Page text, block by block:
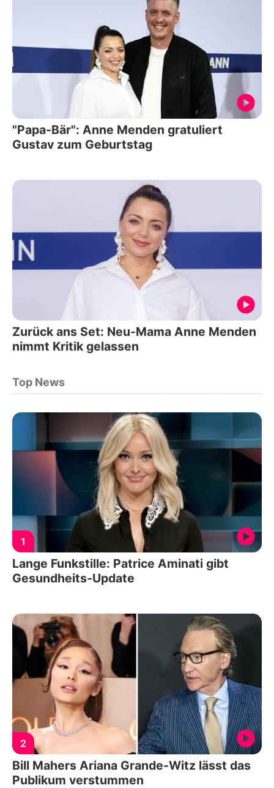
"Papa-Bär": Anne Menden gratuliert
Gustav zum Geburtstag
Zurück ans Set: Neu-Mama Anne Menden
nimmt Kritik gelassen
Top News
1
Lange Funkstille: Patrice Aminati gibt
Gesundheits-Update
2
Bill Mahers Ariana Grande-Witz lässt das
Publikum verstummen